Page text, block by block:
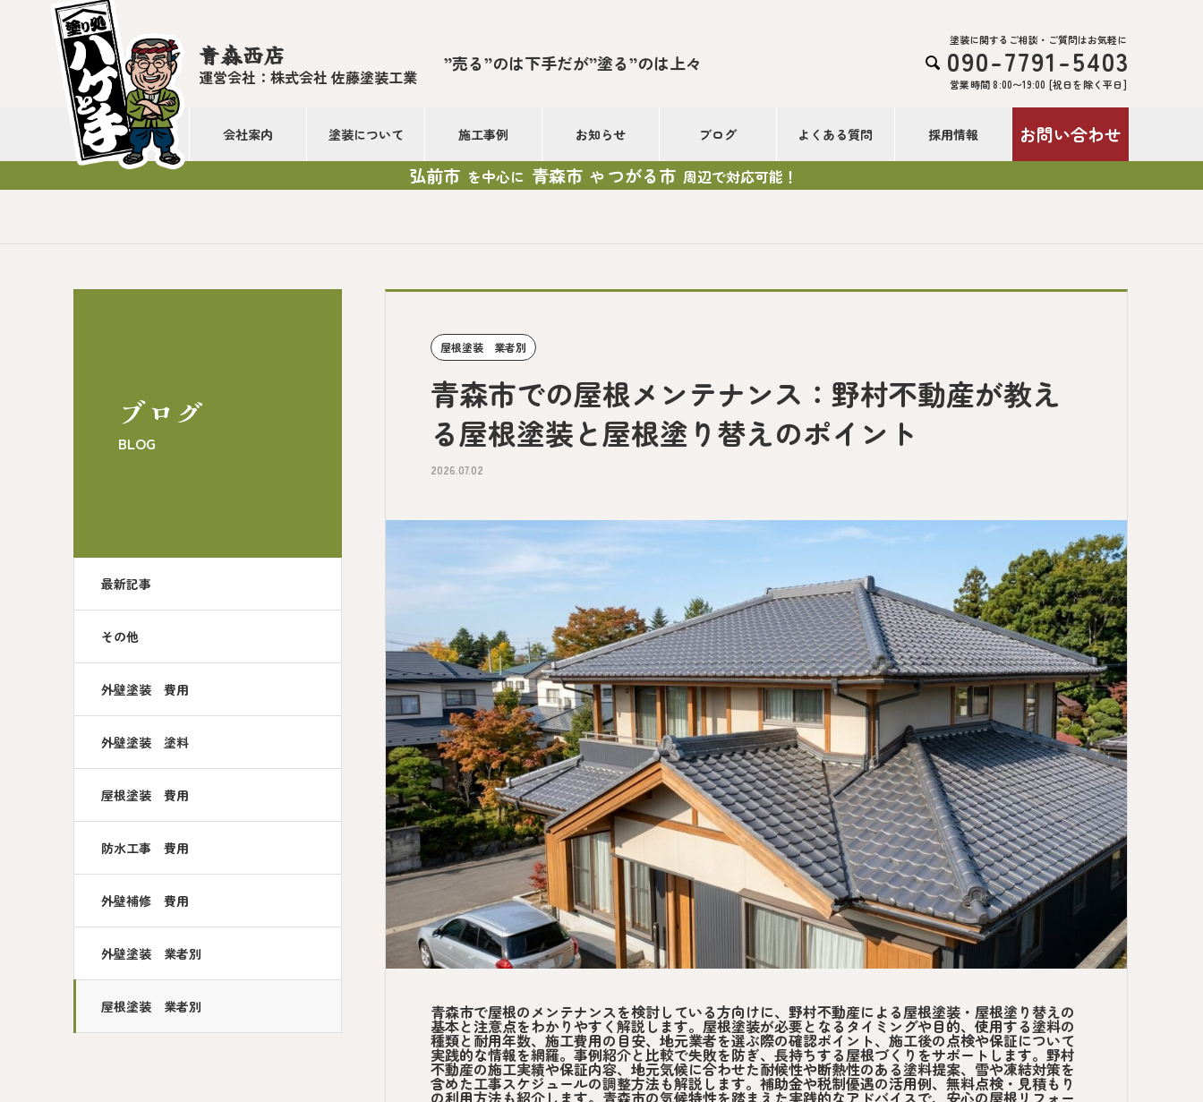
青森西店
運営会社：株式会社 佐藤塗装工業
”売る”のは下手だが”塗る”のは上々 
塗装に関するご相談・ご質問はお気軽に
090-7791-5403
営業時間 8:00〜19:00 [祝日を除く平日]
会社案内 塗装について 施工事例 お知らせ ブログ よくある質問 採用情報 お問い合わせ
弘前市 を中心に 青森市 や つがる市 周辺で対応可能！
ブログ
BLOG
最新記事
その他
外壁塗装 費用
外壁塗装 塗料
屋根塗装 費用
防水工事 費用
外壁補修 費用
外壁塗装 業者別
屋根塗装 業者別
屋根塗装 業者別
青森市での屋根メンテナンス：野村不動産が教え
る屋根塗装と屋根塗り替えのポイント
2026.07.02
青森市で屋根のメンテナンスを検討している方向けに、野村不動産による屋根塗装・屋根塗り替えの
基本と注意点をわかりやすく解説します。屋根塗装が必要となるタイミングや目的、使用する塗料の
種類と耐用年数、施工費用の目安、地元業者を選ぶ際の確認ポイント、施工後の点検や保証について
実践的な情報を網羅。事例紹介と比較で失敗を防ぎ、長持ちする屋根づくりをサポートします。野村
不動産の施工実績や保証内容、地元気候に合わせた耐候性や断熱性のある塗料提案、雪や凍結対策を
含めた工事スケジュールの調整方法も解説します。補助金や税制優遇の活用例、無料点検・見積もり
の利用方法も紹介します。青森市の気候特性を踏まえた実践的なアドバイスで、安心の屋根リフォー